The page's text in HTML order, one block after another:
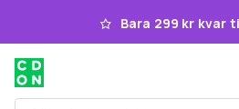
Hoppa till huvudinnehållet
Bara 299 kr kvar